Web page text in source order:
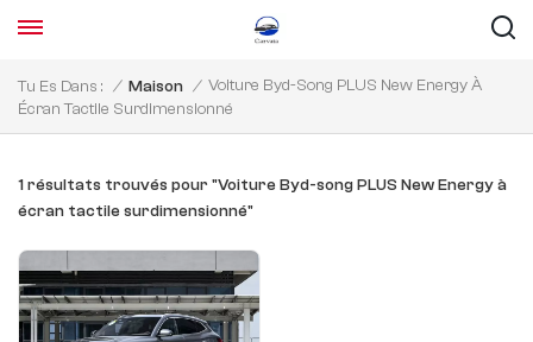
Tu Es Dans : / Maison / Voiture Byd-Song PLUS New Energy À
Écran Tactile Surdimensionné
1 résultats trouvés pour "Voiture Byd-song PLUS New Energy à
écran tactile surdimensionné"